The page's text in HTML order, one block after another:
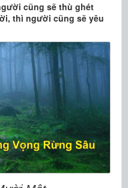
cũng sẽ thù ghét
thì người cũng sẽ yêu